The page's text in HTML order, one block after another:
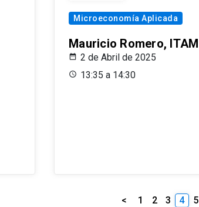
Microeconomía Aplicada
Mauricio Romero, ITAM
2 de Abril de 2025
13:35 a 14:30
< 1 2 3 4 5